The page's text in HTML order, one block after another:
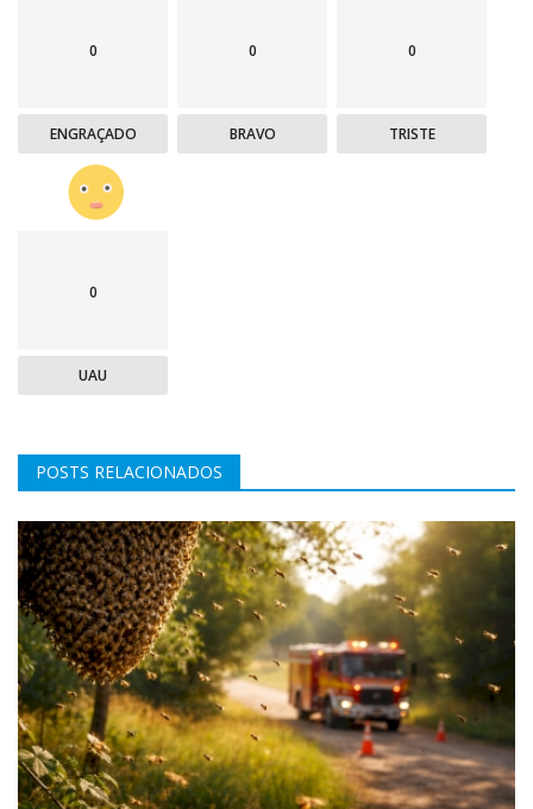
0
ENGRAÇADO
0
BRAVO
0
TRISTE
0
UAU
POSTS RELACIONADOS